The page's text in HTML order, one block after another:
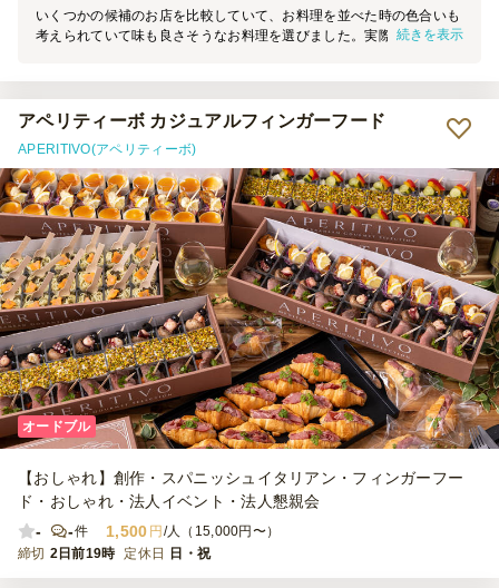
いくつかの候補のお店を比較していて、お料理を並べた時の色合いも
考えられていて味も良さそうなお料理を選びました。実際皆様から
続きを表示
アペリティーボ カジュアルフィンガーフード
APERITIVO(アペリティーボ)
オードブル
【おしゃれ】創作・スパニッシュイタリアン・フィンガーフー
ド・おしゃれ・法人イベント・法人懇親会
-
-件 1,500 円/人（15,000円〜）
締切 2日前19時 定休日 日・祝